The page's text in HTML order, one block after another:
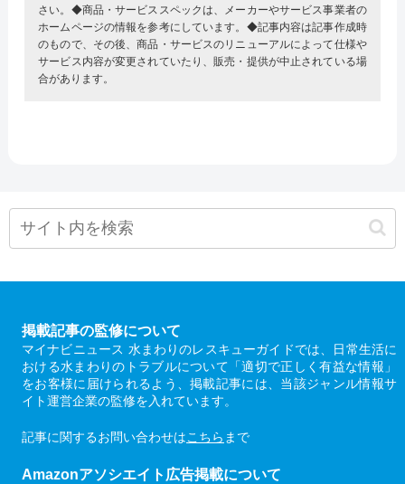
さい。◆商品・サービススペックは、メーカーやサービス事業者の
ホームページの情報を参考にしています。◆記事内容は記事作成時
のもので、その後、商品・サービスのリニューアルによって仕様や
サービス内容が変更されていたり、販売・提供が中止されている場
合があります。
掲載記事の監修について
マイナビニュース 水まわりのレスキューガイドでは、日常生活に
おける水まわりのトラブルについて「適切で正しく有益な情報」
をお客様に届けられるよう、掲載記事には、当該ジャンル情報サ
イト運営企業の監修を入れています。
記事に関するお問い合わせはこちら まで
Amazonアソシエイト広告掲載について